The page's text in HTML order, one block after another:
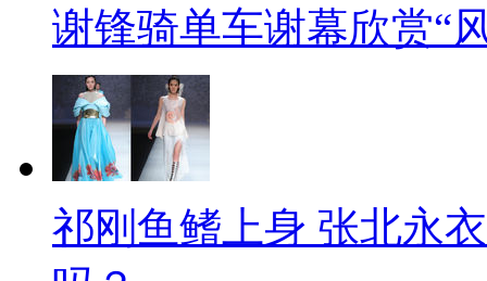
谢锋骑单车谢幕欣赏“
祁刚鱼鳍上身 张北永